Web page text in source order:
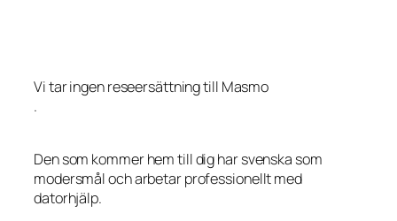
Vi tar ingen reseersättning till Masmo
.
Den som kommer hem till dig har svenska som
modersmål och arbetar professionellt med
datorhjälp.